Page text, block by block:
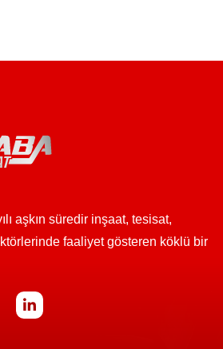
aşkın süredir inşaat, tesisat,
faaliyet gösteren köklü bir